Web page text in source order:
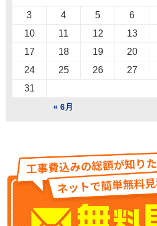
« 6月
3
4 5 6
10
11 12 13
17
18 19 20
24
25 26 27
31